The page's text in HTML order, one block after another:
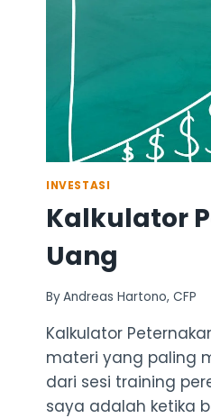
INVESTASI
Kalkulator
Uang
ByAndreas Hartono, CFP
Kalkulator
materi yang paling
dari sesi training
saya adalah ketika